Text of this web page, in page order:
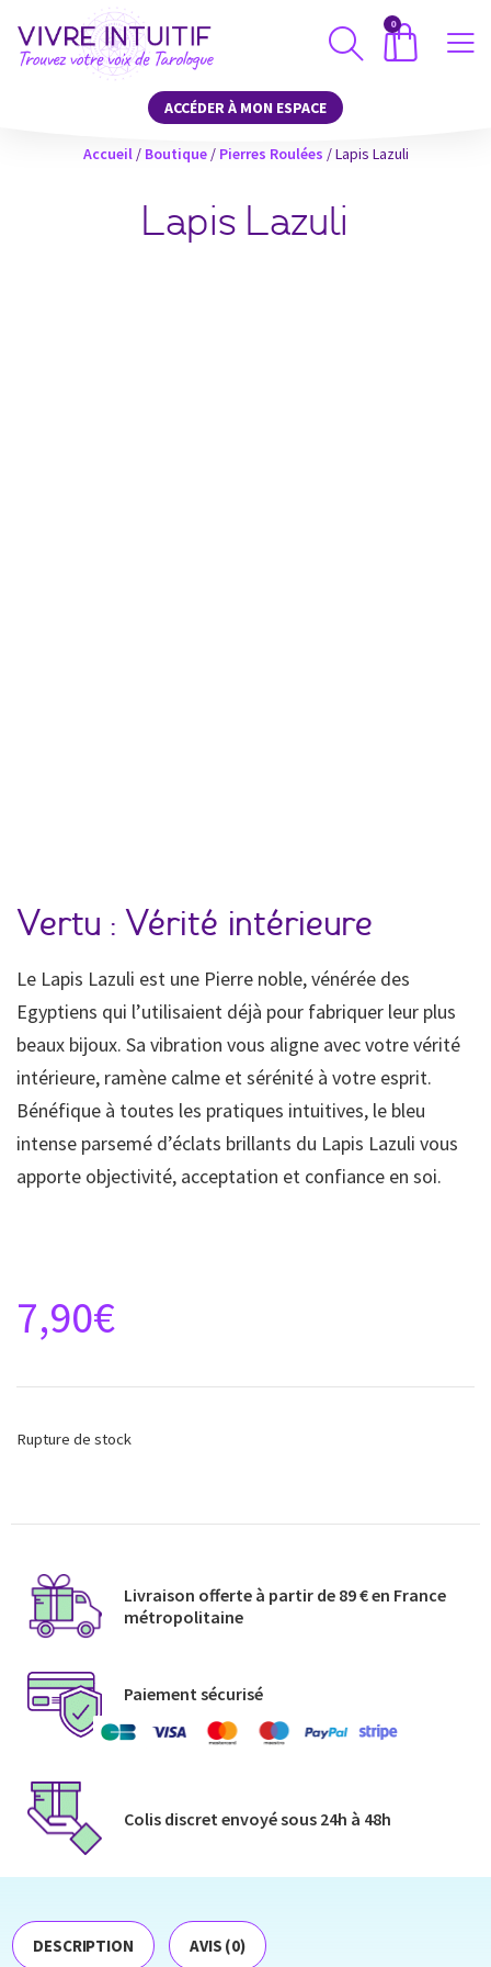
0
ACCÉDER À MON ESPACE
Accueil/ Boutique/ Pierres Roulées / Lapis Lazuli
Lapis Lazuli
Vertu : Vérité intérieure
Le Lapis Lazuli est une Pierre noble, vénérée des
Egyptiens qui l’utilisaient déjà pour fabriquer leur plus
beaux bijoux. Sa vibration vous aligne avec votre vérité
intérieure, ramène calme et sérénité à votre esprit.
Bénéfique à toutes les pratiques intuitives, le bleu
intense parsemé d’éclats brillants du Lapis Lazuli vous
apporte objectivité, acceptation et confiance en soi.
7,90€
Rupture de stock
Livraison offerte à partir de 89 € en France
métropolitaine​
Paiement sécurisé
Colis discret envoyé​ sous 24h à 48h​
DESCRIPTION AVIS (0)